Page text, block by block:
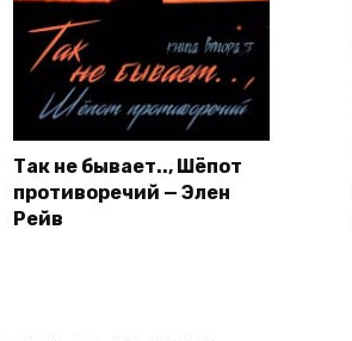
Так не бывает.., Шёпот
противоречий — Элен
Рейв